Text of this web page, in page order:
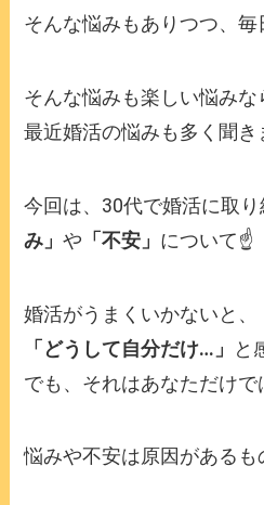
そんな悩みもありつつ、
そんな悩みも楽しい悩みな
最近婚活の悩みも多く聞き
今回は、30代で婚活に取
み」や 「不安」 について☝️
婚活がうまくいかないと、
「どうして自分だけ…」
と
でも、それはあなただけで
悩みや不安は原因があるも